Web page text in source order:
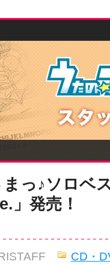
っ♪ソロベ
」発売！
CD・